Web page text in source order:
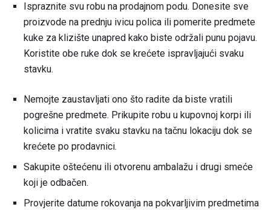
Ispraznite svu robu na prodajnom podu. Donesite sve
proizvode na prednju ivicu polica ili pomerite predmete
kuke za klizište unapred kako biste održali punu pojavu.
Koristite obe ruke dok se krećete ispravljajući svaku
stavku.
Nemojte zaustavljati ono što radite da biste vratili
pogrešne predmete. Prikupite robu u kupovnoj korpi ili
kolicima i vratite svaku stavku na tačnu lokaciju dok se
krećete po prodavnici.
Sakupite oštećenu ili otvorenu ambalažu i drugi smeće
koji je odbačen.
Provjerite datume rokovanja na pokvarljivim predmetima